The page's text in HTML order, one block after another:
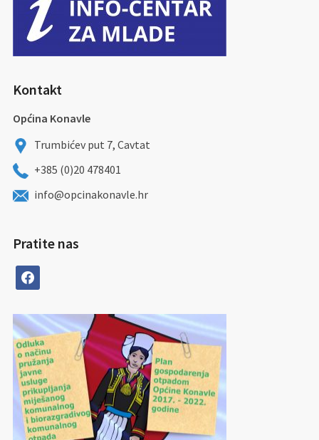
Kontakt
Općina Konavle
Trumbićev put 7, Cavtat
+385 (0)20 478401
info@opcinakonavle.hr
Pratite nas
facebook